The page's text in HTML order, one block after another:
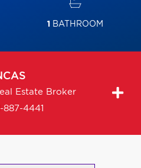
1 BATHROOM
Estate Broker
887-4441